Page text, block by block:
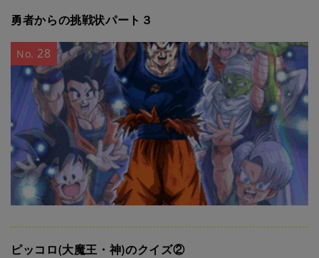
勇者からの挑戦状パート３
No. 28
ピッコロ(大魔王・神)のクイズ②